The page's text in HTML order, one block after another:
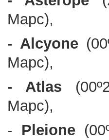
Марс),
- Alcyone
Марс),
- Atlas
Марс),
- Pleione